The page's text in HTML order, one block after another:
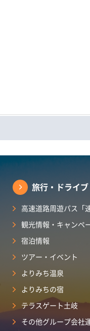
旅行・ドライブ
高速道路周遊パス「
観光情報・キャンペ
宿泊情報
ツアー・イベント
よりみち温泉
よりみちの宿
テラスゲート土岐
その他グループ会社